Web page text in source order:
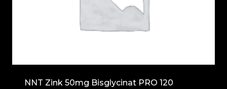
NNT Zink 50mg Bisglycinat PRO 120